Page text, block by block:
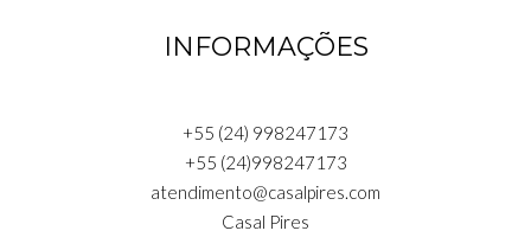
INFORMAÇÕES
+55 (24) 998247173
+55 (24)998247173
atendimento@casalpires.com
Casal Pires